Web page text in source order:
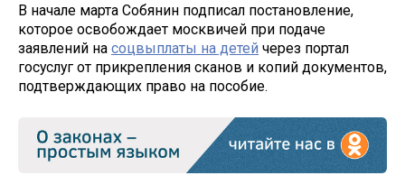
В начале марта Собянин подписал постановление,
которое освобождает москвичей при подаче
заявлений на соцвыплаты на детей через портал
госуслуг от прикрепления сканов и копий документов,
подтверждающих право на пособие.